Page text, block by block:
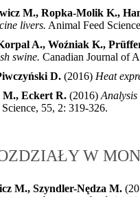
M., Ropka-Molik K.,
livers. Animal Feed
A., Woźniak K.,
swine. Canadian Journal of
D. (2016) Heat
M., Eckert R. (2016) Analysis
55, 2: 319-326.
W
M., Szyndler-Nędza M.